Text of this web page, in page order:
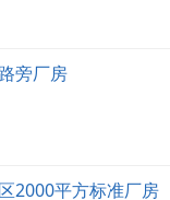
旁厂房
2000平方标准厂房